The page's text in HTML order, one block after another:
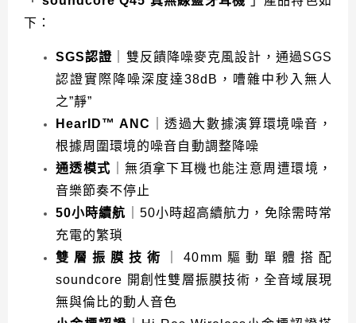
下：
SGS認證 ｜雙反饋降噪麥克風設計，通過SGS
認證實際降噪深度達38dB，嘈雜中秒入無人
之”靜”
HearID™ ANC
｜透過大數據演算環境噪音，
根據周圍環境的噪音自動調整降噪
通透模式 ｜無須拿下耳機也能注意周遭環境，
音樂節奏不停止
50小時續航 ｜50小時超高續航力，免除需時常
充電的繁瑣
雙層振膜技術
｜40mm驅動單體搭配
soundcore 開創性雙層振膜技術，全音域展現
無與倫比的動人音色